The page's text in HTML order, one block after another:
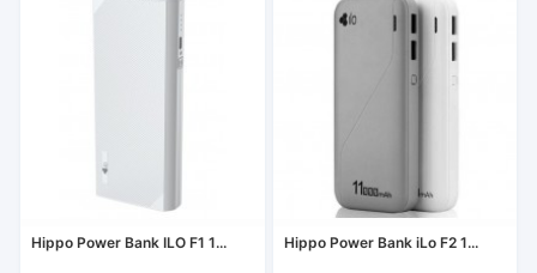
Hippo Power Bank ILO F1 1... Hippo Power Bank iLo F2 1...